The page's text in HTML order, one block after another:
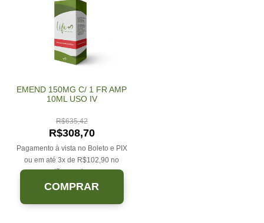
EMEND 150MG C/ 1 FR AMP
10ML USO IV
R$635,42
R$308,70
Pagamento à vista no Boleto e PIX
ou em até 3x de R$102,90 no
cartão sem juros.
COMPRAR